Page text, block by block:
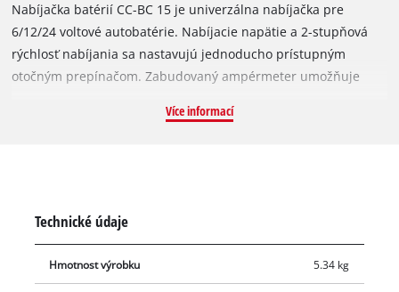
Nabíjačka batérií CC-BC 15 je univerzálna nabíjačka pre
6/12/24 voltové autobatérie. Nabíjacie napätie a 2-stupňová
rýchlosť nabíjania sa nastavujú jednoducho prístupným
otočným prepínačom. Zabudovaný ampérmeter umožňuje
Silné a úplne izolované svorky zabezpečujú optimálny kontakt
Více informací
Technické údaje
Hmotnost výrobku 5.34 kg